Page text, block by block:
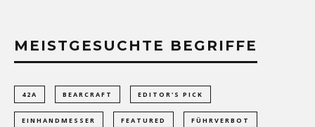
MEISTGESUCHTE BEGRIFFE
42A BEARCRAFT EDITOR'S PICK
EINHANDMESSER FEATURED FÜHRVERBOT